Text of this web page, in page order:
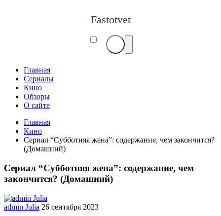
Fastotvet
Главная
Сериалы
Кино
Обзоры
О сайте
Главная
Кино
Сериал “Субботняя жена”: содержание, чем закончится?
(Домашний)
Сериал “Субботняя жена”: содержание, чем
закончится? (Домашний)
admin Julia 26 сентября 2023